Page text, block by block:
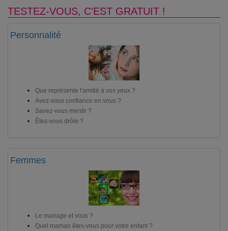
TESTEZ-VOUS, C'EST GRATUIT !
Personnalité
Que représente l'amitié à vos yeux ?
Avez-vous confiance en vous ?
Savez-vous mentir ?
Êtes-vous drôle ?
Femmes
Le mariage et vous ?
Quel maman êtes-vous pour votre enfant ?